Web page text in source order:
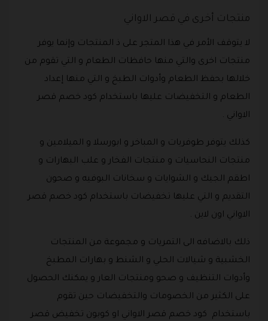
منتجات أخرى في قصر الاواني
لا يتوقف الأمر في هذا المتجر على ذ المنتجات وإنما يوفر
منتجات اخرى والتي منها حافظات الطعام و التي تقوم من
خلالها بحفظ الطعام وأدوات الطبخ و التي منها إعداد
الطعام و التخفيضات عليها باستخدام كود خصم قصر
الاواني .
كذلك يتوفر طوفريات و المباخر و ابورسلا و الميلامين و
منتجات النحاسيات و منتجات الفخار و علب البهارات و
اطقم الجيك و الشوايات و سخانات البوفيه و صحون
التقديم و التي عليها تخفيضات باستخدام كود خصم قصر
الاواني اون لاين .
ذلك بالاضافه الى التمريات و مجموعة من المنتجات
الخشبية و شيالات الحلي و الشنط و بهارات المطبخ
وأدوات التنظيف و صحو ومنتجات العار و يمكنك الحصول
على الكثير من الخصومات والتخفيضات حين تقوم
باستخدام كود خصم قصر الاواني او كوبون تخفيض قصر